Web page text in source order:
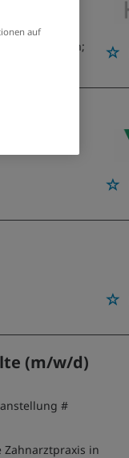
mit
Anschreiben;
(m/w/d)
#
Zahnarztpraxis in
auf